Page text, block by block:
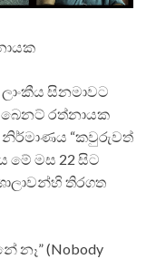
සිනමාවට
රත්නායක
“කවුරුවත්
මේ මස 22 සිට
තිරගත
නෑ” (Nobody